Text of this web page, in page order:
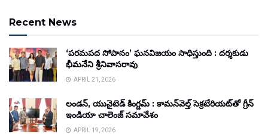
Recent News
‘పరమపద సోపానం’ ఘనవిజయం సాధిస్తుంది : దర్శకుడు
భీమనేని శ్రీనివాసరావు
APRIL 21, 2026
లండన్, యునైటెడ్ కింగ్డమ్ : కామన్‌వెల్త్ సెక్రటేరియట్‌తో గ్రీన్
ఇండియా చాలెంజ్ సమావేశం
APRIL 19, 2026